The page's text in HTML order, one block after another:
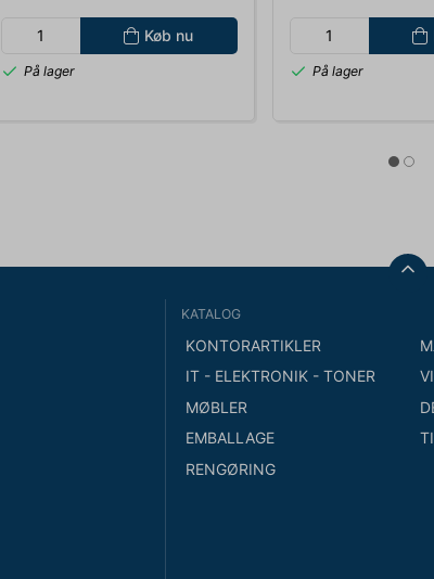
Køb nu
På lager På lager
KATALOG
KONTORARTIKLER
IT - ELEKTRONIK - TONER
MØBLER
EMBALLAGE
RENGØRING